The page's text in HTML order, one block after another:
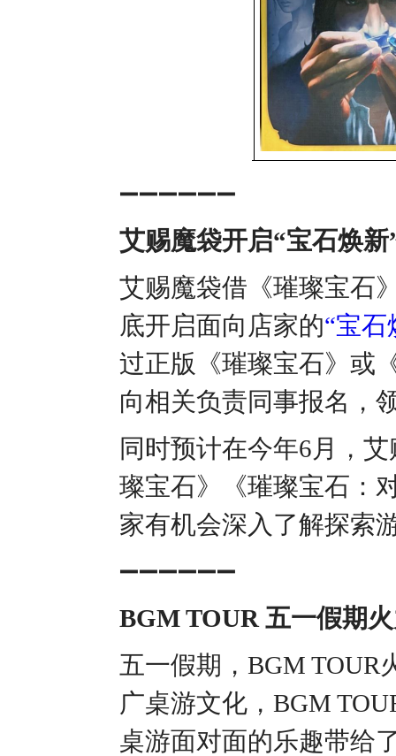
➖➖➖➖➖➖
艾赐魔袋开启“宝石焕
艾赐魔袋借《璀璨宝石
底开启面向店家的“宝石
过正版《璀璨宝石》或
向相关负责同事报名，
同时预计在今年6月，
璨宝石》《璀璨宝石：
家有机会深入了解探索
➖➖➖➖➖➖
BGM TOUR 五一假期
五一假期，BGM TOUR
广桌游文化，BGM
桌游面对面的乐趣带给